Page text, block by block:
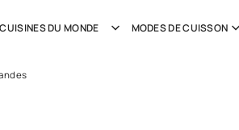
CUISINES DU MONDE MODES DE CUISSON